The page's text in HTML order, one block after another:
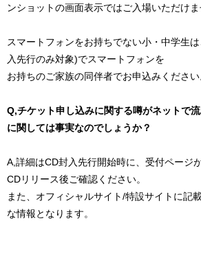
ンショットの画面表示ではご入場いただけま
スマートフォンをお持ちでない小・中学生
入先行のみ対象)でスマートフォンを
お持ちのご家族の同伴者でお申込みください
Q,チケット申し込みに関する噂がネットで
に関しては事実なのでしょうか？
A,詳細はCD封入先行開始時に、受付ページ
CDリリース後ご確認ください。
また、オフィシャルサイト/特設サイトに記
な情報となります。